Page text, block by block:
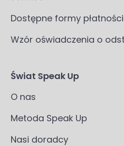
Dostępne formy płatności
Wzór oświadczenia o
Świat Speak Up
O nas
Metoda Speak Up
Nasi doradcy